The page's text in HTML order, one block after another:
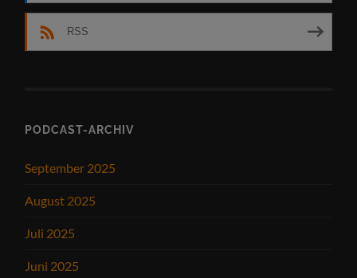
RSS
PODCAST-ARCHIV
September 2025
August 2025
Juli 2025
Juni 2025